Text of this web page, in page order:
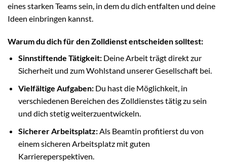
eines starken Teams sein, in dem du dich entfalten und deine
Ideen einbringen kannst.
Warum du dich für den Zolldienst entscheiden solltest:
Sinnstiftende Tätigkeit:Deine Arbeit trägt direkt zur
Sicherheit und zum Wohlstand unserer Gesellschaft bei.
Vielfältige Aufgaben:Du hast die Möglichkeit, in
verschiedenen Bereichen des Zolldienstes tätig zu sein
und dich stetig weiterzuentwickeln.
Sicherer Arbeitsplatz:Als Beamtin profitierst du von
einem sicheren Arbeitsplatz mit guten
Karriereperspektiven.